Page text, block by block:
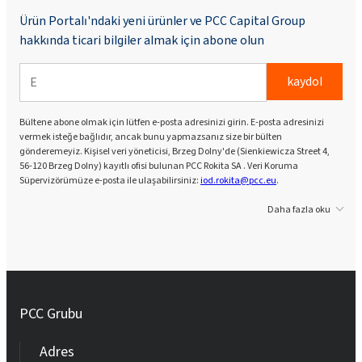
Ürün Portalı'ndaki yeni ürünler ve PCC Capital Group
hakkında ticari bilgiler almak için abone olun
kaydol
Bültene abone olmak için lütfen e-posta adresinizi girin. E-posta adresinizi
vermek isteğe bağlıdır, ancak bunu yapmazsanız size bir bülten
gönderemeyiz. Kişisel veri yöneticisi, Brzeg Dolny'de (Sienkiewicza Street 4,
56-120 Brzeg Dolny) kayıtlı ofisi bulunan PCC Rokita SA . Veri Koruma
Süpervizörümüze e-posta ile ulaşabilirsiniz:iod.rokita@pcc.eu.
Daha fazla oku
PCC Grubu
Adres